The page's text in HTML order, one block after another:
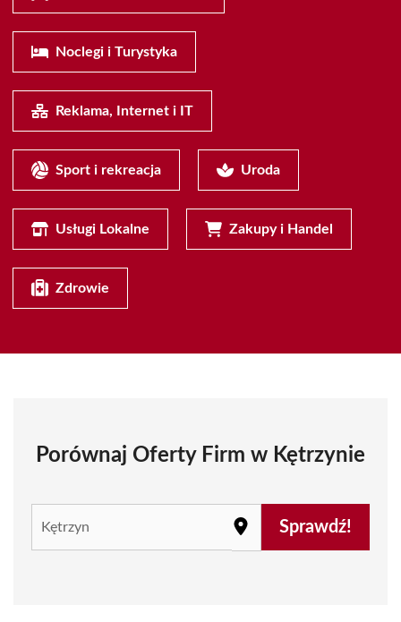
Noclegi i Turystyka
Reklama, Internet i IT
Sport i rekreacja Uroda
Usługi Lokalne Zakupy i Handel
Zdrowie
Porównaj Oferty Firm w Kętrzynie
Sprawdź!